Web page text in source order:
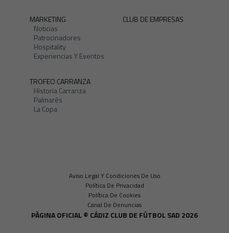
MARKETING
Noticias
Patrocinadores
Hospitality
Experiencias Y Eventos
CLUB DE EMPRESAS
TROFEO CARRANZA
Historia Carranza
Palmarés
La Copa
Aviso Legal Y Condiciones De Uso
Política De Privacidad
Política De Cookies
Canal De Denuncias
PÀGINA OFICIAL © CÁDIZ CLUB DE FÚTBOL SAD 2026